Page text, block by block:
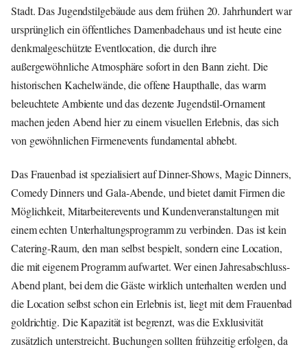
Stadt. Das Jugendstilgebäude aus dem frühen 20. Jahrhundert war
ursprünglich ein öffentliches Damenbadehaus und ist heute eine
denkmalgeschützte Eventlocation, die durch ihre
außergewöhnliche Atmosphäre sofort in den Bann zieht. Die
historischen Kachelwände, die offene Haupthalle, das warm
beleuchtete Ambiente und das dezente Jugendstil-Ornament
machen jeden Abend hier zu einem visuellen Erlebnis, das sich
von gewöhnlichen Firmenevents fundamental abhebt.
Das Frauenbad ist spezialisiert auf Dinner-Shows, Magic Dinners,
Comedy Dinners und Gala-Abende, und bietet damit Firmen die
Möglichkeit, Mitarbeiterevents und Kundenveranstaltungen mit
einem echten Unterhaltungsprogramm zu verbinden. Das ist kein
Catering-Raum, den man selbst bespielt, sondern eine Location,
die mit eigenem Programm aufwartet. Wer einen Jahresabschluss-
Abend plant, bei dem die Gäste wirklich unterhalten werden und
die Location selbst schon ein Erlebnis ist, liegt mit dem Frauenbad
goldrichtig. Die Kapazität ist begrenzt, was die Exklusivität
zusätzlich unterstreicht. Buchungen sollten frühzeitig erfolgen, da